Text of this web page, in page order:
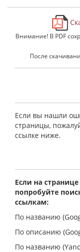
Внимание! В PDF
После
Если вы нашли
страницы,
ссылке ниже.
Если на
попробуйте
ссылкам:
По названию
По описанию
По названию